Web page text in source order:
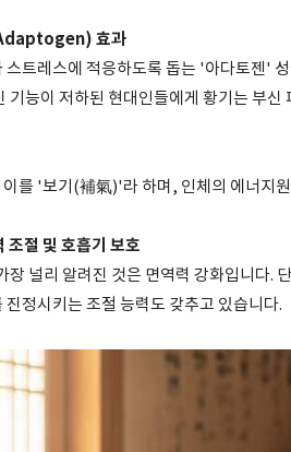
효과
스트레스에 적응하도록 돕는 '아다토젠'
기능이 저하된 현대인들에게 황기는 부
를 '보기(補氣)'라 하며, 인체의 에너지
조절 및 호흡기 보호
장 널리 알려진 것은 면역력 강화입니다.
진정시키는 조절 능력도 갖추고 있습니다.